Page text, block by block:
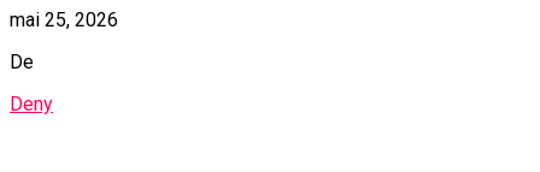
mai 25, 2026
De
Deny